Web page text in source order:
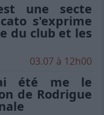
une secte
s'exprime
du club et les
03.07 à 12h00
été me le
de Rodrigue